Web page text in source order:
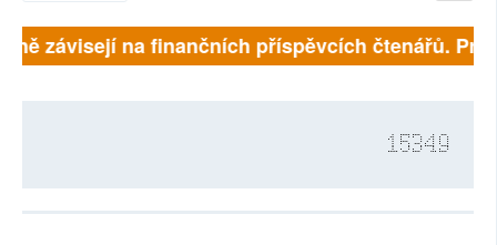
závisejí na finančních příspěvcích čtenářů.
15349